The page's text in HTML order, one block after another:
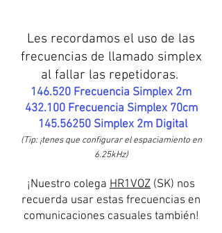
Les recordamos el uso de las
frecuencias de llamado simplex
al fallar las repetidoras.
146.520 Frecuencia Simplex 2m
432.100 Frecuencia Simplex 70cm
145.56250Simplex 2m Digital
(Tip: ¡tenes que configurar el espaciamiento en
6.25kHz)
¡Nuestro colega HR1VOZ (SK) nos
recuerda usar estas frecuencias en
comunicaciones casuales también!